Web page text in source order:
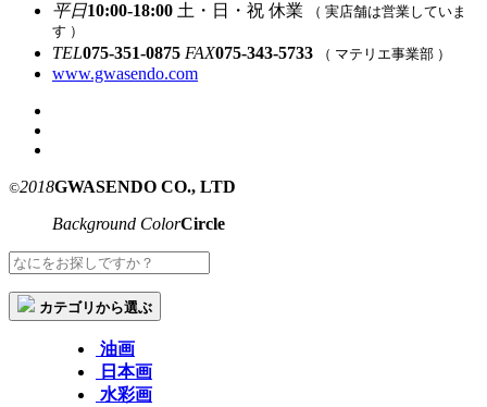
平日10:00-18:00 土・日・祝 休業 （ 実店舗は営業していま
す ）
TEL075-351-0875 FAX075-343-5733 （ マテリエ事業部 ）
www.gwasendo.com
©2018GWASENDO CO., LTD
Background ColorCircle
カテゴリから選ぶ
油画
日本画
水彩画